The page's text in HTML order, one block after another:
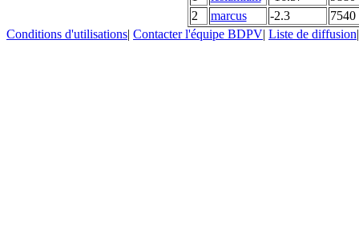
2
marcus -2.3
7540
Conditions d'utilisations| Contacter l'équipe BDPV| Liste de diffusion